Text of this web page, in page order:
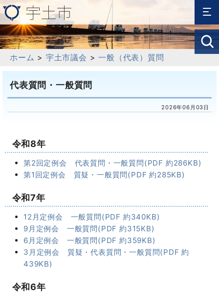
ホーム > 宇土市議会 >一般（代表）質問
代表質問・一般質問
2026年06月03日
令和8年
第2回定例会 代表質問・一般質問(PDF 約286KB)
第1回定例会 質疑・一般質問(PDF 約285KB)
令和7年
12月定例会 一般質問(PDF 約340KB)
9月定例会 一般質問(PDF 約315KB)
6月定例会 一般質問(PDF 約359KB)
3月定例会 質疑・代表質問・一般質問(PDF 約
439KB)
令和6年